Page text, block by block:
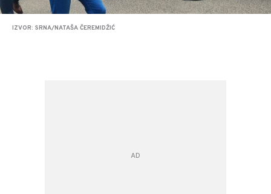
IZVOR: SRNA/NATAŠA ČEREMIDŽIĆ